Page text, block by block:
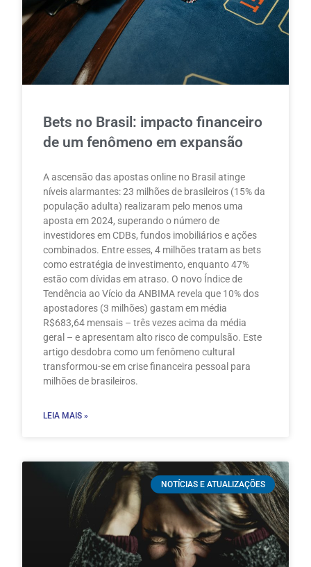
Bets no Brasil: impacto financeiro
de um fenômeno em expansão
A ascensão das apostas online no Brasil atinge
níveis alarmantes: 23 milhões de brasileiros (15% da
população adulta) realizaram pelo menos uma
aposta em 2024, superando o número de
investidores em CDBs, fundos imobiliários e ações
combinados. Entre esses, 4 milhões tratam as bets
como estratégia de investimento, enquanto 47%
estão com dívidas em atraso. O novo Índice de
Tendência ao Vício da ANBIMA revela que 10% dos
apostadores (3 milhões) gastam em média
R$683,64 mensais – três vezes acima da média
geral – e apresentam alto risco de compulsão. Este
artigo desdobra como um fenômeno cultural
transformou-se em crise financeira pessoal para
milhões de brasileiros.
LEIA MAIS »
NOTÍCIAS E ATUALIZAÇÕES